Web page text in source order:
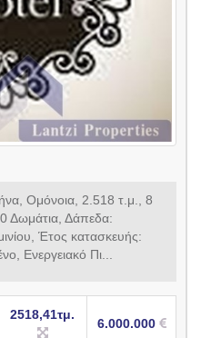
Ομόνοια, 2.518 τ.μ., 8
Δωμάτια, Δάπεδα:
Έτος κατασκευής:
Ενεργειακό Πι...
2518,41τμ.
6.000.000